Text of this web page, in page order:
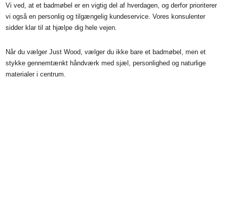
Vi ved, at et badmøbel er en vigtig del af hverdagen, og derfor prioriterer
vi også en personlig og tilgængelig kundeservice. Vores konsulenter
sidder klar til at hjælpe dig hele vejen.
Når du vælger Just Wood, vælger du ikke bare et badmøbel, men et
stykke gennemtænkt håndværk med sjæl, personlighed og naturlige
materialer i centrum.